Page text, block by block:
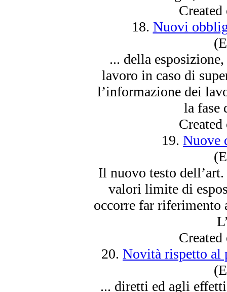
18. Nuovi
... della esposizione,
lavoro in caso di
l’informazione dei
la fase
19. Nuove
Il nuovo testo
valori limite di
occorre far
20. Novità rispetto al
... diretti ed agli